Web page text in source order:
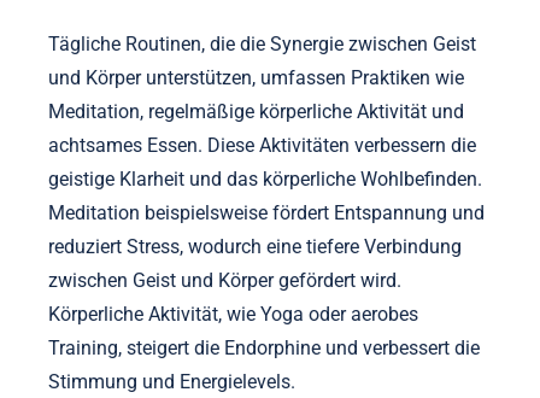
Tägliche Routinen, die die Synergie zwischen Geist
und Körper unterstützen, umfassen Praktiken wie
Meditation, regelmäßige körperliche Aktivität und
achtsames Essen. Diese Aktivitäten verbessern die
geistige Klarheit und das körperliche Wohlbefinden.
Meditation beispielsweise fördert Entspannung und
reduziert Stress, wodurch eine tiefere Verbindung
zwischen Geist und Körper gefördert wird.
Körperliche Aktivität, wie Yoga oder aerobes
Training, steigert die Endorphine und verbessert die
Stimmung und Energielevels.